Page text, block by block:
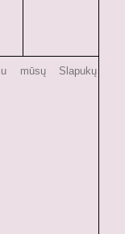
mūsų Slapukų